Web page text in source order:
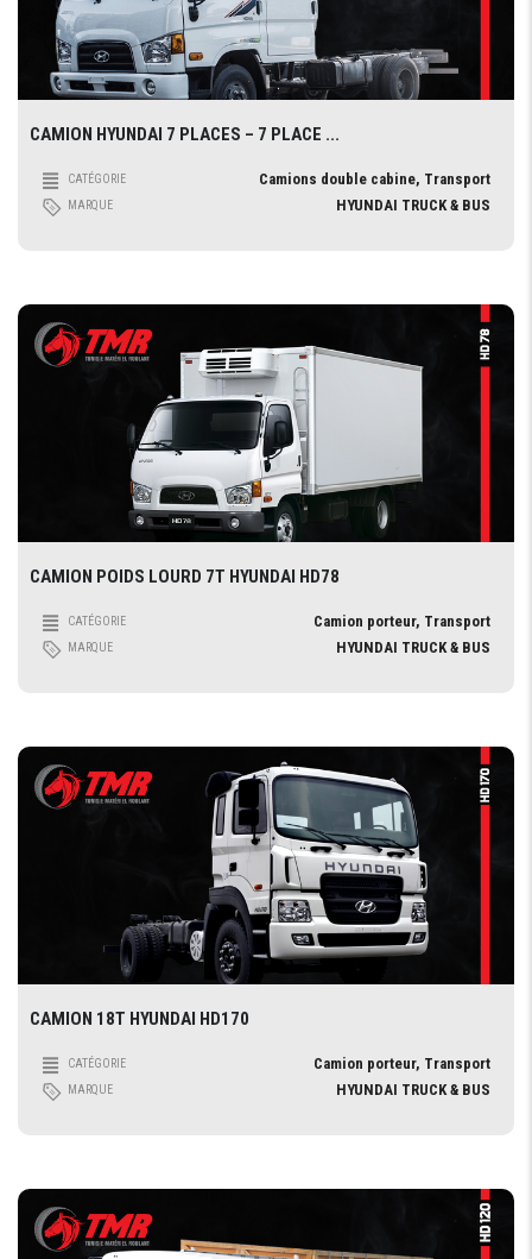
CAMION HYUNDAI 7 PLACES – 7 PLACE ...
CATÉGORIE Camions double cabine, Transport
MARQUE HYUNDAI TRUCK & BUS
CAMION POIDS LOURD 7T HYUNDAI HD78
CATÉGORIE Camion porteur, Transport
MARQUE HYUNDAI TRUCK & BUS
CAMION 18T HYUNDAI HD170
CATÉGORIE Camion porteur, Transport
MARQUE HYUNDAI TRUCK & BUS